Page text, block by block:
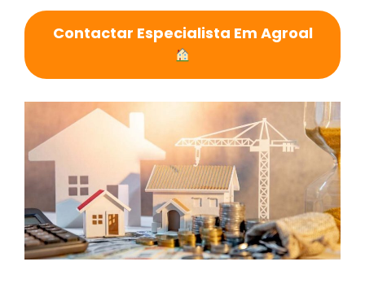
Contactar Especialista Em Agroal